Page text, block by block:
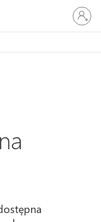
Zaloguj
się
do
konta